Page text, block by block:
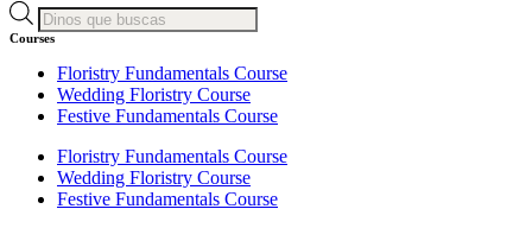
Products
search
Courses
Floristry Fundamentals Course
Wedding Floristry Course
Festive Fundamentals Course
Floristry Fundamentals Course
Wedding Floristry Course
Festive Fundamentals Course